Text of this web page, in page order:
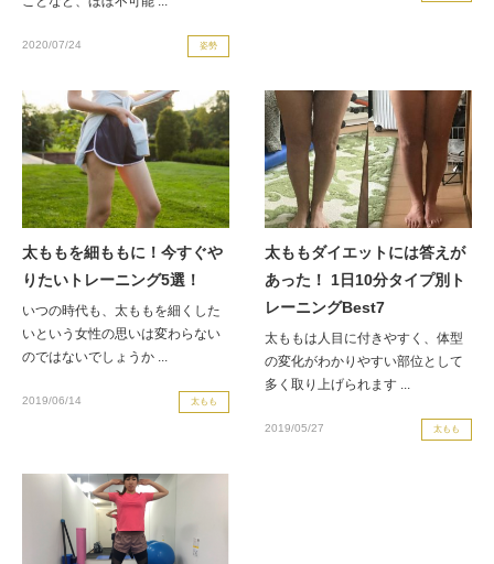
2020/07/24 姿勢
太ももを細ももに！今すぐや
りたいトレーニング5選！
いつの時代も、太ももを細くした
いという女性の思いは変わらない
のではないでしょうか ...
2019/06/14 太もも
太ももダイエットには答えが
あった！ 1日10分タイプ別ト
レーニングBest7
太ももは人目に付きやすく、体型
の変化がわかりやすい部位として
多く取り上げられます ...
2019/05/27 太もも